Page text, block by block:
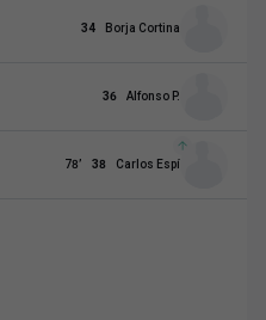
34 Borja Cortina
36 Alfonso P.
38 Carlos Espí
78’